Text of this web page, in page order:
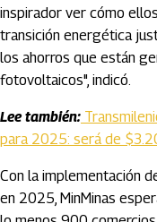
inspirador ver cómo
transición energética
los ahorros que están
fotovoltaicos", indicó.
Lee también:
para 2025: será de
Con la implementación
en 2025, MinMinas